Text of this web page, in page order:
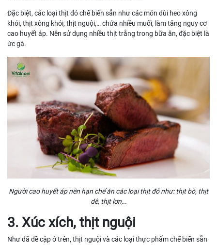
Đặc biệt, các loại thịt đỏ chế biến sẵn như các món đùi heo xông
khói, thịt xông khói, thịt nguội,… chứa nhiều muối, làm tăng nguy cơ
cao huyết áp. Nên sử dụng nhiều thịt trắng trong bữa ăn, đặc biệt là
ức gà.
Người cao huyết áp nên hạn chế ăn các loại thịt đỏ như: thịt bò, thịt
dê, thịt lơn,..
3. Xúc xích, thịt nguội
Như đã đề cập ở trên, thịt nguội và các loại thực phẩm chế biến sẵn